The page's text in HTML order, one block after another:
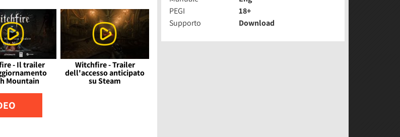
- Il trailer
Mountain
Witchfire - Trailer
dell'accesso anticipato
su Steam
PEGI
18+
Supporto
Download